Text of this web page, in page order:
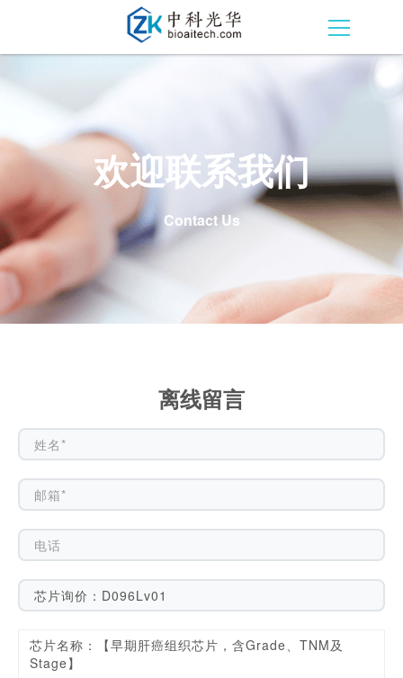
欢迎联系我们
Contact Us
离线留言